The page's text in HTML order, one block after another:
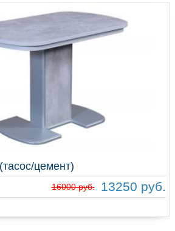
цемент)
16000 руб. 13250 руб.